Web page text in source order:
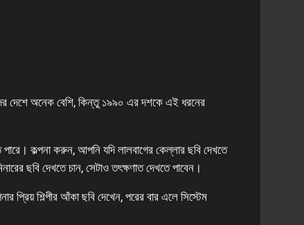
দেশে অনেক বেশি, কিন্তু ১৯৯০ এর দশকে এই ধরনের
পারে। কল্পনা করুন, আপনি যদি লালবাগের কেল্লার ছবি দেখতে
ছবি দেখতে চান, সেটাও তৎক্ষণাত দেখতে পাবেন।
শিল্পীর আঁকা ছবি দেখেন, পরের বার এলে সিস্টেম